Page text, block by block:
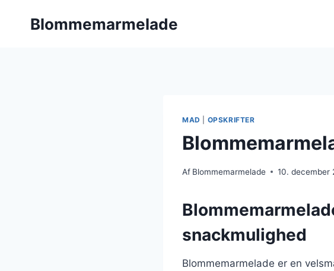
Blommemarmelade
MAD OPSKRIFTER
Af Blommemarmelade 10. december
snackmulighed
Blommemarmelade er en